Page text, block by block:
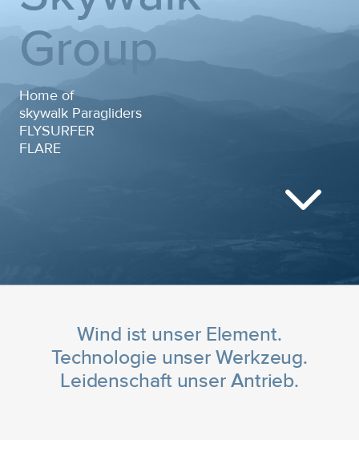
Group
Home of
skywalk Paragliders
FLYSURFER
FLARE
3
Wind ist unser Element.
Technologie unser Werkzeug.
Leidenschaft unser Antrieb.